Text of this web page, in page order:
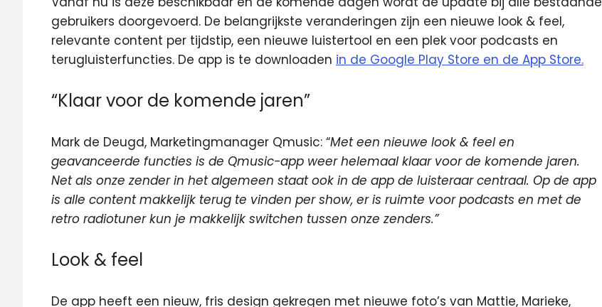
gebruikers doorgevoerd. De belangrijkste veranderingen zijn een nieuwe look & feel,
relevante content per tijdstip, een nieuwe luistertool en een plek voor podcasts en
terugluisterfuncties. De app is te downloaden in de Google Play Store en de App Store.
“Klaar voor de komende jaren”
Mark de Deugd, Marketingmanager Qmusic: “Met een nieuwe look & feel en
geavanceerde functies is de Qmusic-app weer helemaal klaar voor de komende jaren.
Net als onze zender in het algemeen staat ook in de app de luisteraar centraal. Op de app
is alle content makkelijk terug te vinden per show, er is ruimte voor podcasts en met de
retro radiotuner kun je makkelijk switchen tussen onze zenders.”
Look & feel
De app heeft een nieuw, fris design gekregen met nieuwe foto’s van Mattie, Marieke,